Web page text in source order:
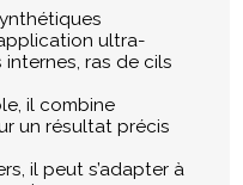
ultra-
ras de cils
il combine
un résultat précis
il peut s’adapter à